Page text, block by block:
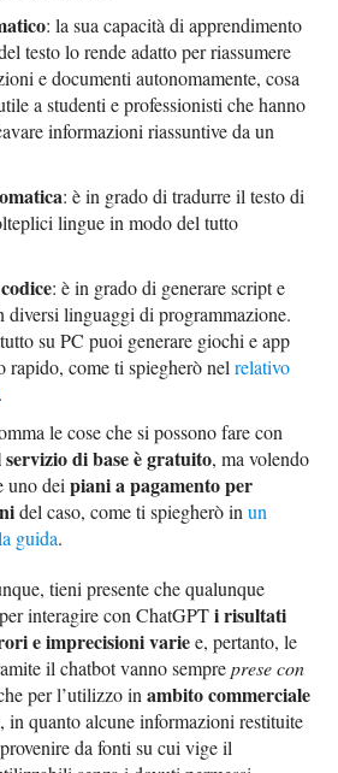
: la sua capacità di apprendimento
testo lo rende adatto per riassumere
e documenti autonomamente, cosa
a studenti e professionisti che hanno
informazioni riassuntive da un
: è in grado di tradurre il testo di
lingue in modo del tutto
: è in grado di generare script e
diversi linguaggi di programmazione.
su PC puoi generare giochi e app
rapido, come ti spiegherò nelrelativo
le cose che si possono fare con
servizio di base è gratuito, ma volendo
uno deipiani a pagamento per
del caso, come ti spiegherò inun
guida.
tieni presente che qualunque
interagire con ChatGPTi risultati
e imprecisioni variee, pertanto, le
il chatbot vanno sempreprese con
per l’utilizzo inambito commerciale
in quanto alcune informazioni restituite
da fonti su cui vige il